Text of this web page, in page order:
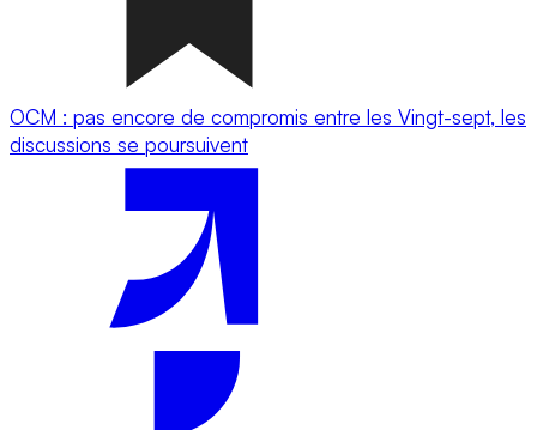
OCM : pas encore de compromis entre les Vingt-sept, les
discussions se poursuivent